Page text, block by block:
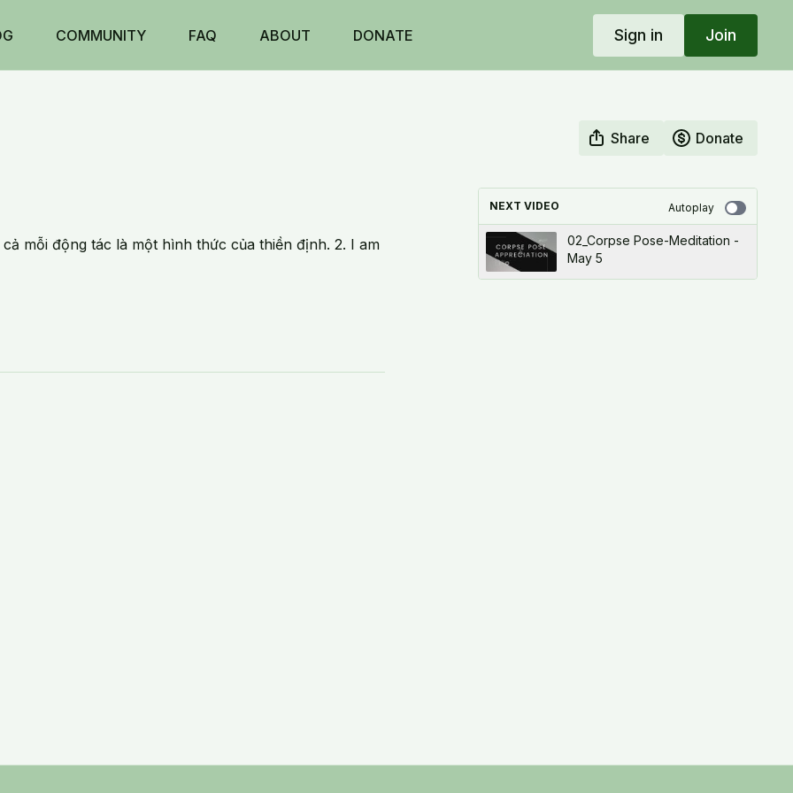
COMMUNITY FAQ ABOUT DONATE Sign in Join
Share Donate
mỗi động tác là một hình thức của thiền định. 2. I am
NEXT VIDEO Autoplay
02_Corpse Pose-Meditation -
May 5